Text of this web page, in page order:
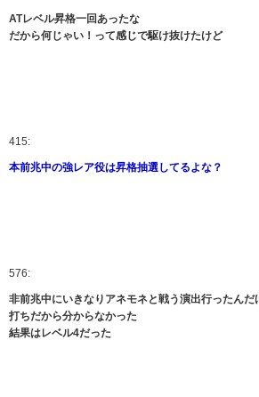
ATレベル昇格一回あったな
だから何じゃい！って感じで駆け抜けたけど
415:
本前兆中の強レア役は昇格抽選してるよな？
576:
非前兆中にいきなりアネモネと戦う演出行ったんだ
打ちだから分からなかった
結果はレベル4だった